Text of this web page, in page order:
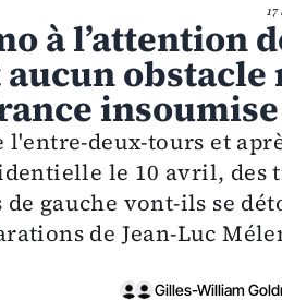
à l’attention
l'entre-deux-tours et
le 10 avril, des
gauche vont-ils se
de Jean-Luc
Gilles-William